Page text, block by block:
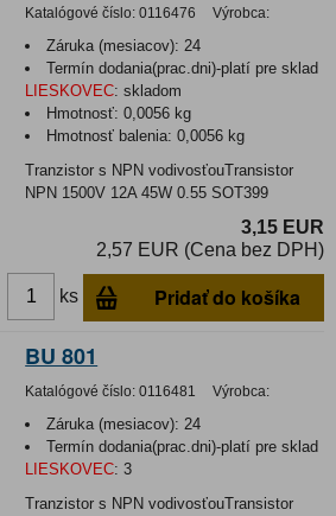
Katalógové číslo: 0116476 Výrobca:
Záruka (mesiacov): 24
Termín dodania(prac.dni)-platí pre sklad
LIESKOVEC: skladom
Hmotnosť:0,0056 kg
Hmotnosť balenia:0,0056 kg
Tranzistor s NPN vodivosťouTransistor
NPN 1500V 12A 45W 0.55 SOT399
3,15 EUR
2,57 EUR (Cena bez DPH)
ks Pridať do košíka
BU 801
Katalógové číslo: 0116481 Výrobca:
Záruka (mesiacov): 24
Termín dodania(prac.dni)-platí pre sklad
LIESKOVEC: 3
Tranzistor s NPN vodivosťouTransistor